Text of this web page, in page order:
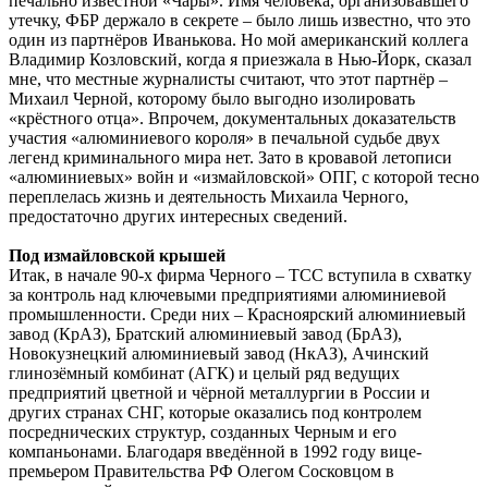
утечку, ФБР держало в секрете – было лишь известно, что это
один из партнёров Иванькова. Но мой американский коллега
Владимир Козловский, когда я приезжала в Нью-Йорк, сказал
мне, что местные журналисты считают, что этот партнёр –
Михаил Черной, которому было выгодно изолировать
«крёстного отца». Впрочем, документальных доказательств
участия «алюминиевого короля» в печальной судьбе двух
легенд криминального мира нет. Зато в кровавой летописи
«алюминиевых» войн и «измайловской» ОПГ, с которой тесно
переплелась жизнь и деятельность Михаила Черного,
предостаточно других интересных сведений.
Под измайловской крышей
Итак, в начале 90-х фирма Черного – ТСС вступила в схватку
за контроль над ключевыми предприятиями алюминиевой
промышленности. Среди них – Красноярский алюминиевый
завод (КрАЗ), Братский алюминиевый завод (БрАЗ),
Новокузнецкий алюминиевый завод (НкАЗ), Ачинский
глинозёмный комбинат (АГК) и целый ряд ведущих
предприятий цветной и чёрной металлургии в России и
других странах СНГ, которые оказались под контролем
посреднических структур, созданных Черным и его
компаньонами. Благодаря введённой в 1992 году вице-
премьером Правительства РФ Олегом Сосковцом в